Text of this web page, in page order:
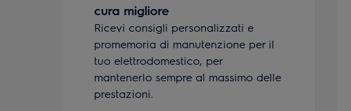
cura migliore
Ricevi consigli personalizzati e
promemoria di manutenzione per il
tuo elettrodomestico, per
mantenerlo sempre al massimo delle
prestazioni.